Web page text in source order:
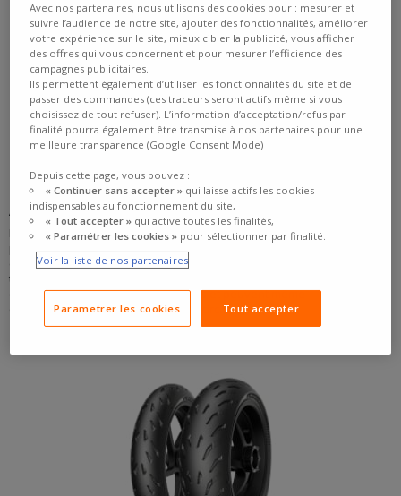
CHANGEZ MES PNEUS CIRCUIT
2 - ROUTIÈRE
A - HYPERSPORT
Pour une utilisation sportive sur route, les pneus hypersport sont
parfaits. Leur température de fonctionnement est légèrement moins
élevée que des pneus de compétition, ils sont composés de gomme
tendre et sont très peu sculptés, ils garantissent ainsi une adhérence
exceptionnelle aux angles extrêmes et peuvent même
occasionnellement être utilisés sur circuit.
Avec nos partenaires, nous utilisons des cookies pour : mesurer et
suivre l’audience de notre site, ajouter des fonctionnalités, améliorer
votre expérience sur le site, mieux cibler la publicité, vous afficher
des offres qui vous concernent et pour mesurer l’efficience des
campagnes publicitaires.
Ils permettent également d’utiliser les fonctionnalités du site et de
passer des commandes (ces traceurs seront actifs même si vous
choisissez de tout refuser). L’information d’acceptation/refus par
finalité pourra également être transmise à nos partenaires pour une
meilleure transparence (Google Consent Mode)
Depuis cette page, vous pouvez :
« Continuer sans accepter »qui laisse actifs les cookies
indispensables au fonctionnement du site,
« Tout accepter »qui active toutes les finalités,
« Paramétrer les cookies »pour sélectionner par finalité.
Voir la liste de nos partenaires
Parametrer les cookies Tout accepter